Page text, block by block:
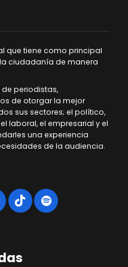
que tiene como principal
ciudadanía de manera
periodistas,
de otorgar la mejor
sus sectores; el político,
laboral, el empresarial y el
una experiencia
de la audiencia.